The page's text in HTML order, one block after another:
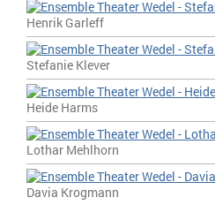
Henrik Garleff
Stefanie Klever
Heide Harms
Lothar Mehlhorn
Davia Krogmann